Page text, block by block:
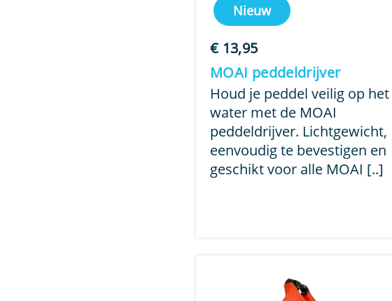
Nieuw
€13,95
MOAI peddeldrijver
Houd je peddel veilig op het
water met de MOAI
peddeldrijver. Lichtgewicht,
eenvoudig te bevestigen en
geschikt voor alle MOAI [..]